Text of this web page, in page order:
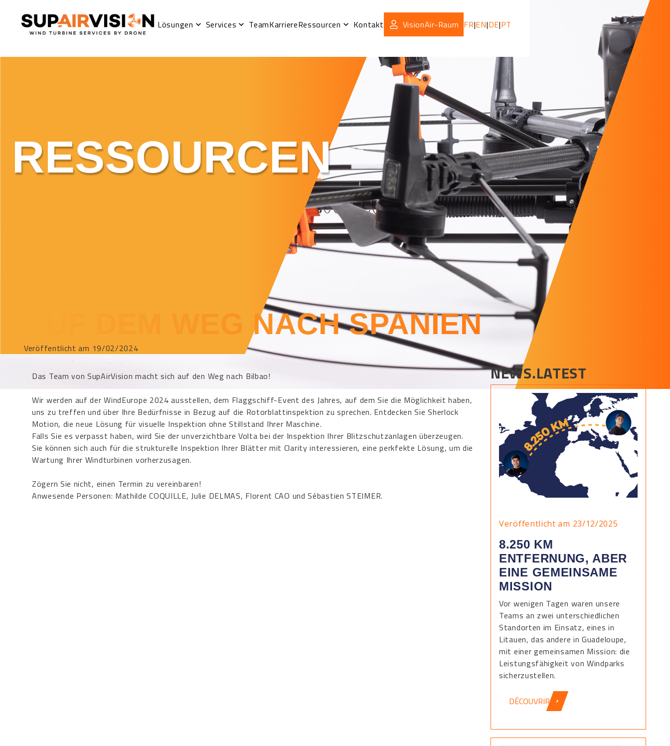
Lösungen Services TeamKarriereRessourcen Kontakt VisionAir-Raum FR|EN|DE|PT
RESSOURCEN
AUF DEM WEG NACH SPANIEN
Veröffentlicht am 19/02/2024
Das Team von SupAirVision macht sich auf den Weg nach Bilbao!
Wir werden auf der WindEurope 2024 ausstellen, dem Flaggschiff-Event des Jahres, auf dem Sie die Möglichkeit haben,
uns zu treffen und über Ihre Bedürfnisse in Bezug auf die Rotorblattinspektion zu sprechen. Entdecken Sie Sherlock
Motion, die neue Lösung für visuelle Inspektion ohne Stillstand Ihrer Maschine.
Falls Sie es verpasst haben, wird Sie der unverzichtbare Volta bei der Inspektion Ihrer Blitzschutzanlagen überzeugen.
Sie können sich auch für die strukturelle Inspektion Ihrer Blätter mit Clarity interessieren, eine perkfekte Lösung, um die
Wartung Ihrer Windturbinen vorherzusagen.
Zögern Sie nicht, einen Termin zu vereinbaren!
Anwesende Personen: Mathilde COQUILLE, Julie DELMAS, Florent CAO und Sébastien STEIMER.
NEWS.LATEST
Veröffentlicht am 23/12/2025
8.250 KM
ENTFERNUNG, ABER
EINE GEMEINSAME
MISSION
Vor wenigen Tagen waren unsere
Teams an zwei unterschiedlichen
Standorten im Einsatz, eines in
Litauen, das andere in Guadeloupe,
mit einer gemeinsamen Mission: die
Leistungsfähigkeit von Windparks
sicherzustellen.
DÉCOUVRIR